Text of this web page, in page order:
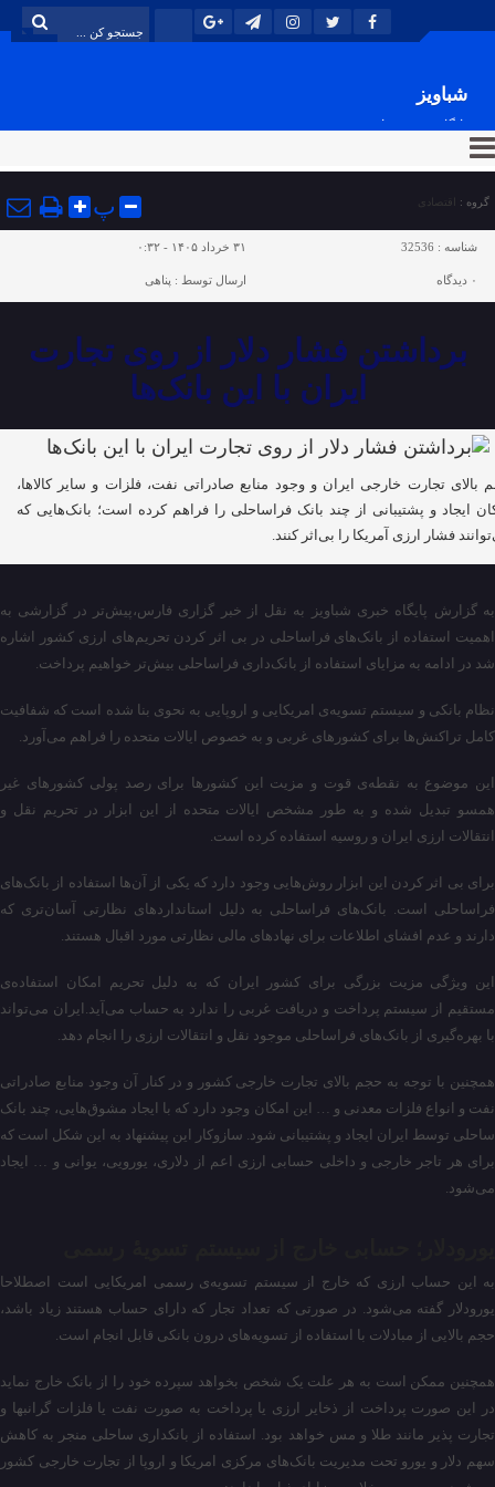
شباویز
پایگاه خبری شباویز
گروه : اقتصادی پ
شناسه : 32536 ۳۱ خرداد ۱۴۰۵ - ۰:۳۲
۰ دیدگاه ارسال توسط : پناهی
برداشتن فشار دلار از روی تجارت
ایران با این بانک‌ها
بالای تجارت خارجی ایران و وجود منابع صادراتی نفت، فلزات و سایر کالاها،
ایجاد و پشتیبانی از چند بانک فراساحلی را فراهم کرده است؛ بانک‌هایی که
فشار ارزی آمریکا را بی‌اثر کنند.
به گزارش پایگاه خبری شباویز به نقل از خبر گزاری فارس،پیش‌تر در گزارشی به
اهمیت استفاده از بانک‌های فراساحلی در بی اثر کردن تحریم‌های ارزی کشور اشاره
شد در ادامه به مزایای استفاده از بانک‌داری فراساحلی بیش‌تر خواهیم پرداخت.
نظام بانکی و سیستم تسویه‌ی امریکایی و اروپایی به نحوی بنا شده است که شفافیت
کامل تراکنش‌ها برای کشورهای غربی و به خصوص ایالات متحده را فراهم می‌آورد.
این موضوع به نقطه‌ی قوت و مزیت این کشورها برای رصد پولی کشورهای غیر
همسو تبدیل شده‌ و به طور مشخص ایالات متحده از این ابزار در تحریم نقل و
انتقالات ارزی ایران و روسیه استفاده کرده‌ است.
برای بی اثر کردن این ابزار روش‌هایی وجود دارد که یکی از آن‌ها استفاده از بانک‌های
فراساحلی است. بانک‌های فراساحلی به دلیل استانداردهای نظارتی آسان‌تری که
دارند و عدم افشای اطلاعات برای نهادهای مالی نظارتی مورد اقبال هستند.
این ویژگی مزیت بزرگی برای کشور ایران که به دلیل تحریم امکان استفاده‌ی
مستقیم از سیستم پرداخت و دریافت غربی را ندارد به حساب می‌آید.ایران می‌تواند
با بهره‌گیری از بانک‌های فراساحلی موجود نقل و انتقالات ارزی را انجام دهد.
همچنین با توجه به حجم بالای تجارت خارجی کشور و در کنار آن وجود منابع صادراتی
نفت و انواع فلزات معدنی و … این امکان وجود دارد که با ایجاد مشوق‌هایی، چند بانک
ساحلی توسط ایران ایجاد و پشتیبانی شود. سازوکار این پیشنهاد به این شکل است که
برای هر تاجر خارجی و داخلی حسابی ارزی اعم از دلاری، یورویی، یوانی و … ایجاد
می‌شود.
به این حساب ارزی که خارج از سیستم تسویه‌ی رسمی امریکایی است اصطلاحا
یورودلار گفته می‌شود. در صورتی که تعداد تجار که دارای حساب هستند زیاد باشد،
حجم بالایی از مبادلات با استفاده از تسویه‌های درون بانکی قابل انجام است.
همچنین ممکن است به هر علت یک شخص بخواهد سپرده خود را از بانک خارج نماید
در این صورت پرداخت از ذخایر ارزی یا پرداخت به صورت نفت یا فلزات گرانبها و
تجارت پذیر مانند طلا و مس خواهد بود. استفاده از بانکداری ساحلی منجر به کاهش
سهم دلار و یورو تحت مدیریت بانک‌های مرکزی امریکا و اروپا از تجارت خارجی کشور